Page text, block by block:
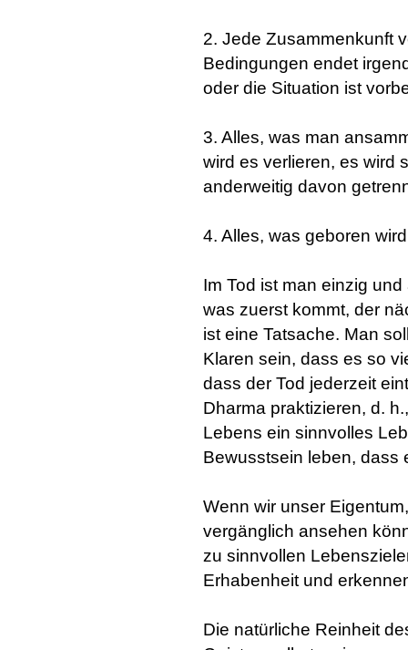
2. Jede Zusammenkunft
Bedingungen endet
oder die Situation ist
3. Alles, was man
wird es verlieren, es wird
anderweitig davon
4. Alles, was geboren
Im Tod ist man einzig
was zuerst kommt, der
ist eine Tatsache. Man
Klaren sein, dass es so
dass der Tod jederzeit
Dharma praktizieren, d.
Lebens ein sinnvolles
Bewusstsein leben, dass
Wenn wir unser
vergänglich ansehen
zu sinnvollen
Erhabenheit und
Die natürliche Reinheit